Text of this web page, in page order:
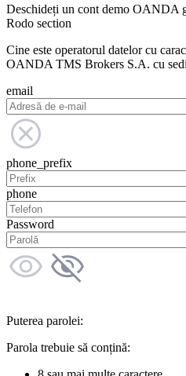
Deschideți un cont demo OANDA
Rodo section
Cine este operatorul datelor cu
OANDA TMS Brokers S.A. cu
email
phone_prefix
phone
Password
Puterea parolei:
Parola trebuie să conțină: